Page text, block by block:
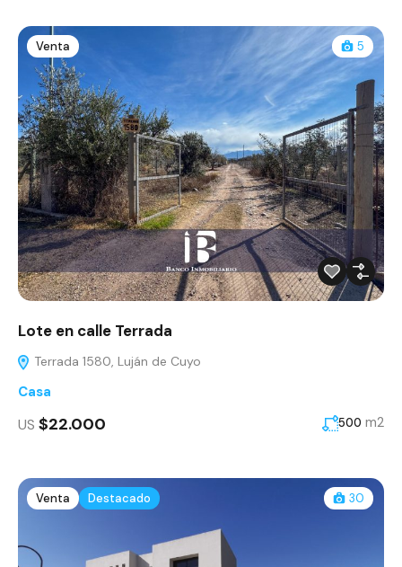
Venta 5
Lote en calle Terrada
Terrada 1580, Luján de Cuyo
Casa
US $22.000 500 m2
Venta Destacado 30